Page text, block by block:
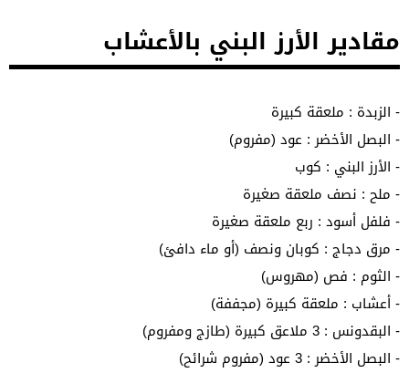
مقادير الأرز البني بالأعشاب
- الزبدة : ملعقة كبيرة
- البصل الأخضر : عود (مفروم)
- الأرز البني : كوب
- ملح : نصف ملعقة صغيرة
- فلفل أسود : ربع ملعقة صغيرة
- مرق دجاج : كوبان ونصف (أو ماء دافئ)
- الثوم : فص (مهروس)
- أعشاب : ملعقة كبيرة (مجففة)
- البقدونس : 3 ملاعق كبيرة (طازج ومفروم)
- البصل الأخضر : 3 عود (مفروم شرائح)